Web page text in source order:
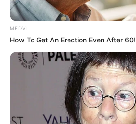
MEDVI
How To Get An Erection Even After 60!